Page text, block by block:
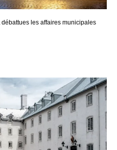
les affaires municipales